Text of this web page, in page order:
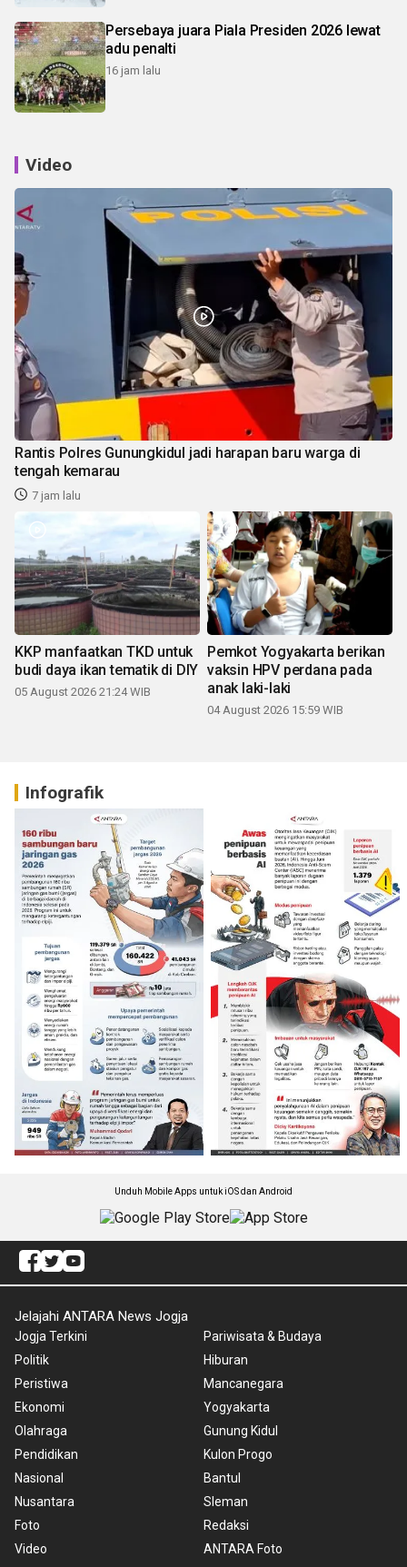
Persebaya juara Piala Presiden 2026 lewat
adu penalti
16 jam lalu
Video
Rantis Polres Gunungkidul jadi harapan baru warga di
tengah kemarau
7 jam lalu
KKP manfaatkan TKD untuk
budi daya ikan tematik di DIY
05 August 2026 21:24 WIB
Pemkot Yogyakarta berikan
vaksin HPV perdana pada
anak laki-laki
04 August 2026 15:59 WIB
Infografik
Unduh Mobile Apps untuk iOS dan Android
Jelajahi ANTARA News Jogja
Jogja Terkini
Politik
Peristiwa
Ekonomi
Olahraga
Pendidikan
Nasional
Nusantara
Foto
Video
Pariwisata & Budaya
Hiburan
Mancanegara
Yogyakarta
Gunung Kidul
Kulon Progo
Bantul
Sleman
Redaksi
ANTARA Foto